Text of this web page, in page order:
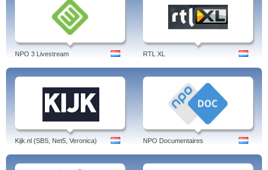
NPO 3 Livestream RTL XL
Kijk.nl (SBS, Net5, Veronica) NPO Documentaires